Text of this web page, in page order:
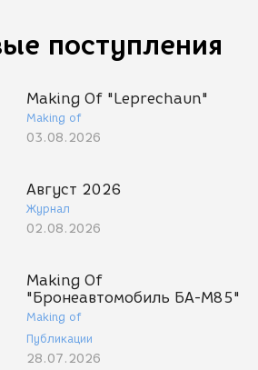
поступления
Making Of "Leprechaun"
Making of
03.08.2026
Август 2026
Журнал
02.08.2026
Making Of
"Бронеавтомобиль БА-М85"
Making of
Публикации
28.07.2026